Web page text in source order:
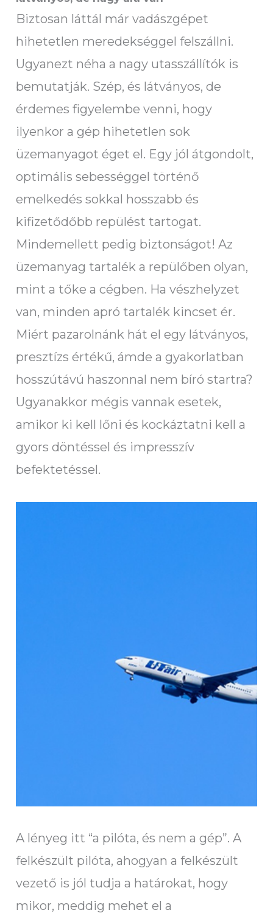
Biztosan láttál már vadászgépet
hihetetlen meredekséggel felszállni.
Ugyanezt néha a nagy utasszállítók is
bemutatják. Szép, és látványos, de
érdemes figyelembe venni, hogy
ilyenkor a gép hihetetlen sok
üzemanyagot éget el. Egy jól átgondolt,
optimális sebességgel történő
emelkedés sokkal hosszabb és
kifizetődőbb repülést tartogat.
Mindemellett pedig biztonságot! Az
üzemanyag tartalék a repülőben olyan,
mint a tőke a cégben. Ha vészhelyzet
van, minden apró tartalék kincset ér.
Miért pazarolnánk hát el egy látványos,
presztízs értékű, ámde a gyakorlatban
hosszútávú haszonnal nem bíró startra?
Ugyanakkor mégis vannak esetek,
amikor ki kell lőni és kockáztatni kell a
gyors döntéssel és impresszív
befektetéssel.
A lényeg itt “a pilóta, és nem a gép”. A
felkészült pilóta, ahogyan a felkészült
vezető is jól tudja a határokat, hogy
mikor, meddig mehet el a